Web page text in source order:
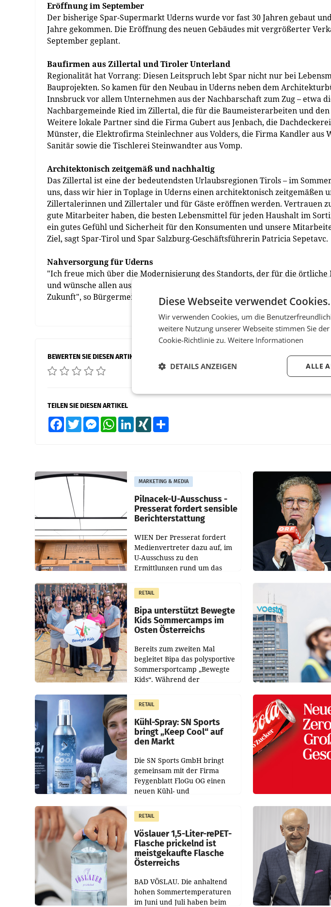
Eröffnung im September
Der bisherige Spar-Supermarkt Uderns wurde vor fast 30 Jahren gebaut
Jahre gekommen. Die Eröffnung des neuen Gebäudes mit vergrößerter
September geplant.
Baufirmen aus Zillertal und Tiroler Unterland
Regionalität hat Vorrang: Diesen Leitspruch lebt Spar nicht nur bei
Bauprojekten. So kamen für den Neubau in Uderns neben dem
Innsbruck vor allem Unternehmen aus der Nachbarschaft zum Zug – etwa
Nachbargemeinde Ried im Zillertal, die für die Baumeisterarbeiten und
Weitere lokale Partner sind die Firma Gubert aus Jenbach, die
Münster, die Elektrofirma Steinlechner aus Volders, die Firma Kandler aus
Sanitär sowie die Tischlerei Steinwandter aus Vomp.
Architektonisch zeitgemäß und nachhaltig
Das Zillertal ist eine der bedeutendsten Urlaubsregionen Tirols – im
uns, dass wir hier in Toplage in Uderns einen architektonisch zeitgemäßen
Zillertalerinnen und Zillertaler und für Gäste eröffnen werden. Vertrauen
gute Mitarbeiter haben, die besten Lebensmittel für jeden Haushalt im
ein gutes Gefühl und Sicherheit für den Konsumenten und unsere
Ziel, sagt Spar-Tirol und Spar Salzburg-Geschäftsführerin Patricia Sepetavc.
Nahversorgung für Uderns
"Ich freue mich über die Modernisierung des Standorts, der für die örtliche
und wünsche allen ausführenden Firmen sowie der Firma Spar gutes
Zukunft", so Bürgermeister Josef Bucher. (red)
BEWERTEN SIE DIESEN ARTIKEL
TEILEN SIE DIESEN ARTIKEL
FacebookTwitter MessengerWhatsAppLinkedInXING
MARKETING & MEDIA
Pilnacek-U-Ausschuss -
Presserat fordert sensible
Berichterstattung
WIEN Der Presserat fordert
Medienvertreter dazu auf, im
U-Ausschuss zu den
Ermittlungen rund um das
im Justizministerium, Christian
Pilnacek, auf sensible
RETAIL
Bipa unterstützt Bewegte
Kids Sommercamps im
Osten Österreichs
Bereits zum zweiten Mal
begleitet Bipa das polysportive
Sommersportcamp „Bewegte
Kids“. Während der
Juli und August versorgt das
Unternehmen Kinder sowie
RETAIL
Kühl-Spray: SN Sports
bringt „Keep Cool“ auf
den Markt
Die SN Sports GmbH bringt
gemeinsam mit der Firma
Feygenblatt FloGu OG einen
neuen Kühl- und
Markt. Das Produkt namens
„Keep Cool“ ist zu 100 Prozent
RETAIL
Vöslauer 1,5-Liter-rePET-
Flasche prickelnd ist
meistgekaufte Flasche
Österreichs
BAD VÖSLAU. Die anhaltend
hohen Sommertemperaturen
im Juni und Juli haben beim
Diese Webseite verwendet Cookies.
Wir verwenden Cookies, um die
weitere Nutzung unserer Webseite stimmen Sie
Cookie-Richtlinie zu. Weitere Informationen
ALLE
DETAILS ANZEIGEN